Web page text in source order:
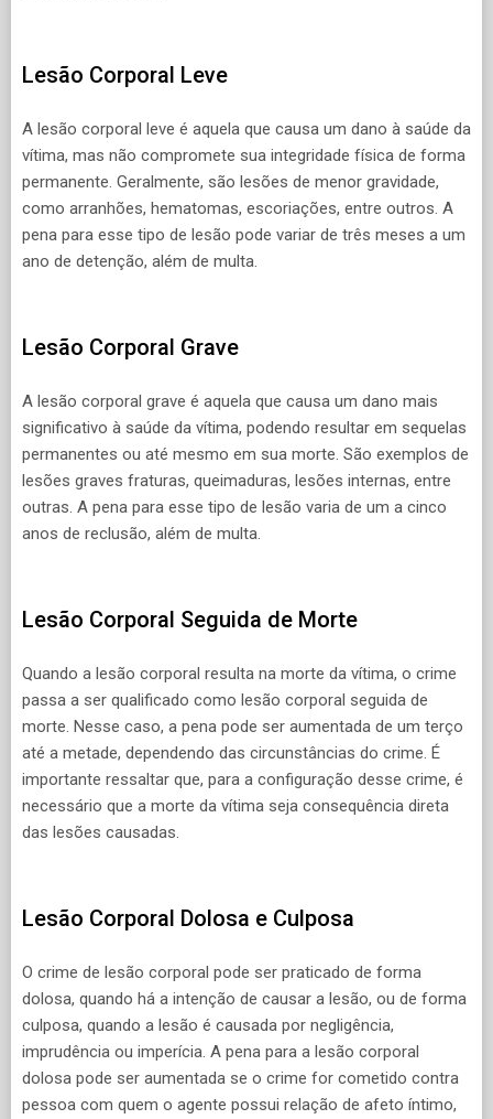
Lesão Corporal Leve
A lesão corporal leve é aquela que causa um dano à saúde da
vítima, mas não compromete sua integridade física de forma
permanente. Geralmente, são lesões de menor gravidade,
como arranhões, hematomas, escoriações, entre outros. A
pena para esse tipo de lesão pode variar de três meses a um
ano de detenção, além de multa.
Lesão Corporal Grave
A lesão corporal grave é aquela que causa um dano mais
significativo à saúde da vítima, podendo resultar em sequelas
permanentes ou até mesmo em sua morte. São exemplos de
lesões graves fraturas, queimaduras, lesões internas, entre
outras. A pena para esse tipo de lesão varia de um a cinco
anos de reclusão, além de multa.
Lesão Corporal Seguida de Morte
Quando a lesão corporal resulta na morte da vítima, o crime
passa a ser qualificado como lesão corporal seguida de
morte. Nesse caso, a pena pode ser aumentada de um terço
até a metade, dependendo das circunstâncias do crime. É
importante ressaltar que, para a configuração desse crime, é
necessário que a morte da vítima seja consequência direta
das lesões causadas.
Lesão Corporal Dolosa e Culposa
O crime de lesão corporal pode ser praticado de forma
dolosa, quando há a intenção de causar a lesão, ou de forma
culposa, quando a lesão é causada por negligência,
imprudência ou imperícia. A pena para a lesão corporal
dolosa pode ser aumentada se o crime for cometido contra
pessoa com quem o agente possui relação de afeto íntimo,